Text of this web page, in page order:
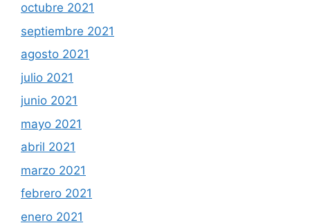
octubre 2021
septiembre 2021
agosto 2021
julio 2021
junio 2021
mayo 2021
abril 2021
marzo 2021
febrero 2021
enero 2021